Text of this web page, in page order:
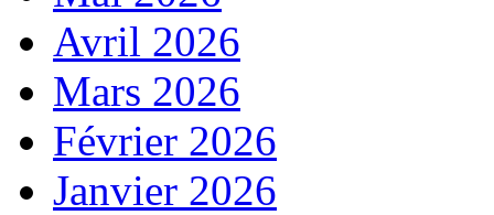
Avril 2026
Mars 2026
Février 2026
Janvier 2026